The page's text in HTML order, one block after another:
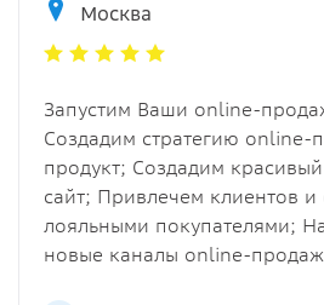
Москва
Запустим Ваши online-
Создадим стратегию online-
продукт; Создадим
сайт; Привлечем клиентов и
лояльными покупателями;
новые каналы online-